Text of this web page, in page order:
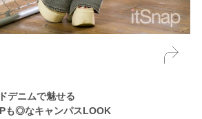
デニムで魅せる
も◎なキャンパスLOOK